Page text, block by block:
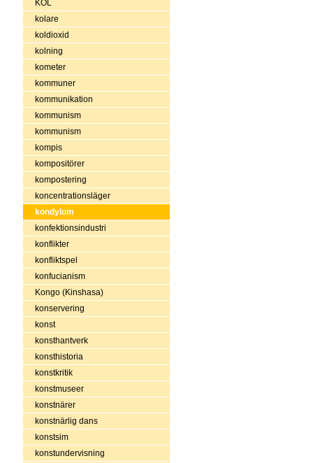
KOL
kolare
koldioxid
kolning
kometer
kommuner
kommunikation
kommunism
kommunism
kompis
kompositörer
kompostering
koncentrationsläger
kondylom
konfektionsindustri
konflikter
konfliktspel
konfucianism
Kongo (Kinshasa)
konservering
konst
konsthantverk
konsthistoria
konstkritik
konstmuseer
konstnärer
konstnärlig dans
konstsim
konstundervisning